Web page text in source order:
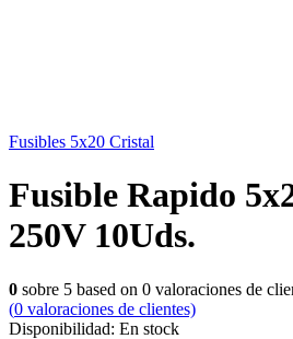
Fusibles 5x20 Cristal
Fusible Rapido
250V 10Uds.
0 sobre 5 based on 0 valoraciones de
(0 valoraciones de clientes)
Disponibilidad: En stock